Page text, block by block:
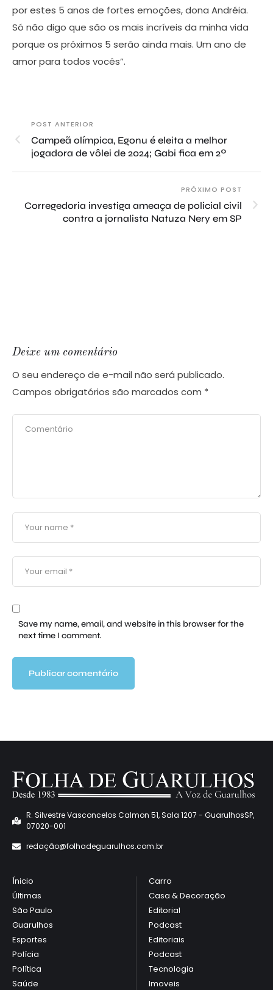
por estes 5 anos de fortes emoções, dona Andréia.
Só não digo que são os mais incríveis da minha vida
porque os próximos 5 serão ainda mais. Um ano de
amor para todos vocês”.
POST ANTERIOR
Campeã olímpica, Egonu é eleita a melhor
jogadora de vôlei de 2024; Gabi fica em 2º
PRÓXIMO POST
Corregedoria investiga ameaça de policial civil
contra a jornalista Natuza Nery em SP
Deixe um comentário
O seu endereço de e-mail não será publicado.
Campos obrigatórios são marcados com *
Save my name, email, and website in this browser for the
next time I comment.
R. Silvestre Vasconcelos Calmon 51, Sala 1207 - GuarulhosSP,
07020-001
redação@folhadeguarulhos.com.br
Ínicio
Últimas
São Paulo
Guarulhos
Esportes
Polícia
Política
Saúde
Carro
Casa & Decoração
Editorial
Podcast
Editoriais
Podcast
Tecnologia
Imoveis